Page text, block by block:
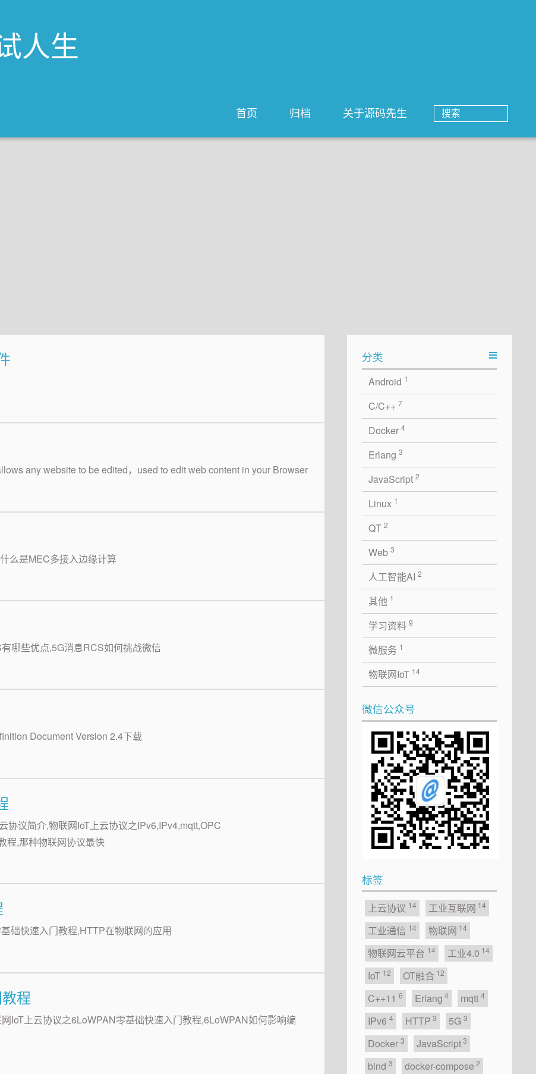
人生
首页 归档 关于源码先生
any website to be edited，used to edit web content in your Browser
么是MEC多接入边缘计算
哪些优点,5G消息RCS如何挑战微信
Document Version 2.4下载
议简介,物联网IoT上云协议之IPv6,IPv4,mqtt,OPC
程,那种物联网协议最快
础快速入门教程,HTTP在物联网的应用
程
IoT上云协议之6LoWPAN零基础快速入门教程,6LoWPAN如何影响编
分类
Android 1
C/C++ 7
Docker 4
Erlang 3
JavaScript 2
Linux 1
QT 2
Web 3
人工智能AI 2
其他 1
学习资料 9
微服务 1
物联网IoT 14
微信公众号
标签
上云协议 14 工业互联网 14
工业通信 14 物联网 14
物联网云平台 14 工业4.0 14
IoT 12 OT融合 12
C++11 6 Erlang 4 mqtt 4
IPv6 4 HTTP 3 5G 3
Docker 3 JavaScript 3
bind 3 docker-compose 2